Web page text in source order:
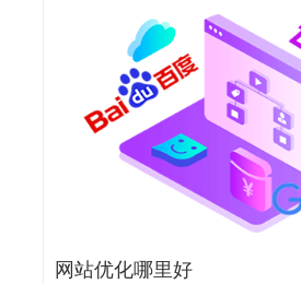
合理布局关键词，提高网站与搜索
容优化：创建高质量、有价值的内
用户并提升网站权威性。3，网站结
构清晰，内部链接合理，提升用户
效率。4，外部链接建设：获取高质
站信任度和排名。5，技术优化：如
优化移动设备适配等，提升用户体
网站优化哪里好